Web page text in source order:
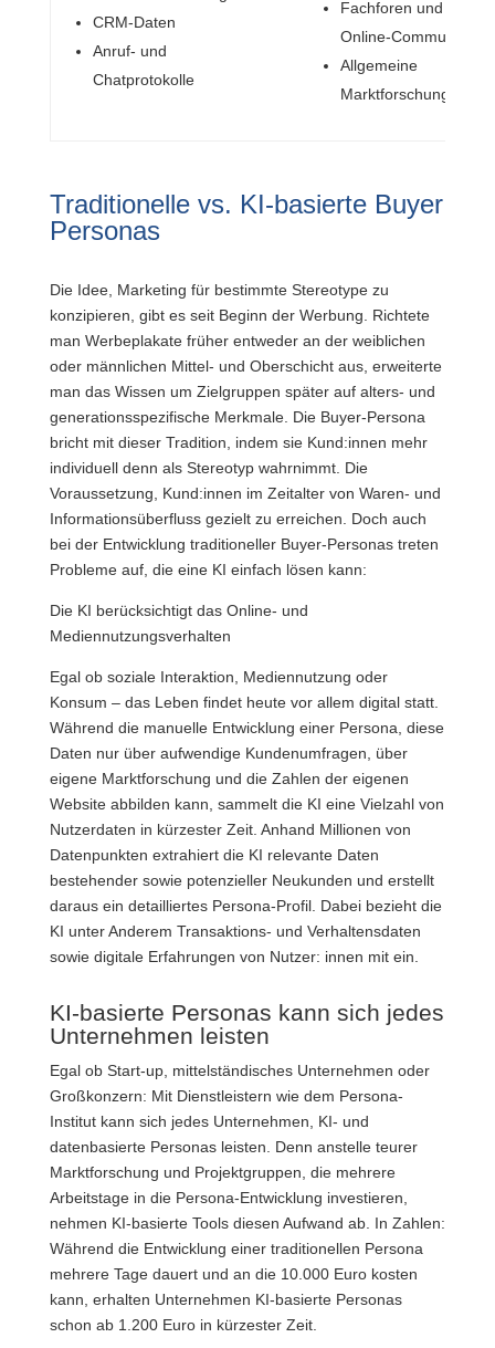
CRM-Daten
Anruf- und
Chatprotokolle
Fachforen und
Online-Communitys
Allgemeine
Traditionelle vs. KI-basierte Buyer
Personas
Die Idee, Marketing für bestimmte Stereotype zu
konzipieren, gibt es seit Beginn der Werbung. Richtete
man Werbeplakate früher entweder an der weiblichen
oder männlichen Mittel- und Oberschicht aus, erweiterte
man das Wissen um Zielgruppen später auf alters- und
generationsspezifische Merkmale. Die Buyer-Persona
bricht mit dieser Tradition, indem sie Kund:innen mehr
individuell denn als Stereotyp wahrnimmt. Die
Voraussetzung, Kund:innen im Zeitalter von Waren- und
Informationsüberfluss gezielt zu erreichen. Doch auch
bei der Entwicklung traditioneller Buyer-Personas treten
Probleme auf, die eine KI einfach lösen kann:
Die KI berücksichtigt das Online- und
Mediennutzungsverhalten
Egal ob soziale Interaktion, Mediennutzung oder
Konsum – das Leben findet heute vor allem digital statt.
Während die manuelle Entwicklung einer Persona, diese
Daten nur über aufwendige Kundenumfragen, über
eigene Marktforschung und die Zahlen der eigenen
Website abbilden kann, sammelt die KI eine Vielzahl von
Nutzerdaten in kürzester Zeit. Anhand Millionen von
Datenpunkten extrahiert die KI relevante Daten
bestehender sowie potenzieller Neukunden und erstellt
daraus ein detailliertes Persona-Profil. Dabei bezieht die
KI unter Anderem Transaktions- und Verhaltensdaten
sowie digitale Erfahrungen von Nutzer: innen mit ein.
KI-basierte Personas kann sich jedes
Unternehmen leisten
Egal ob Start-up, mittelständisches Unternehmen oder
Großkonzern: Mit Dienstleistern wie dem Persona-
Institut kann sich jedes Unternehmen, KI- und
datenbasierte Personas leisten. Denn anstelle teurer
Marktforschung und Projektgruppen, die mehrere
Arbeitstage in die Persona-Entwicklung investieren,
nehmen KI-basierte Tools diesen Aufwand ab. In Zahlen:
Während die Entwicklung einer traditionellen Persona
mehrere Tage dauert und an die 10.000 Euro kosten
kann, erhalten Unternehmen KI-basierte Personas
schon ab 1.200 Euro in kürzester Zeit.